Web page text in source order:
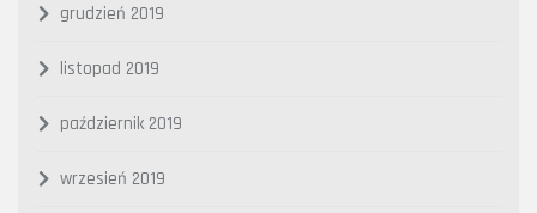
grudzień 2019
listopad 2019
październik 2019
wrzesień 2019